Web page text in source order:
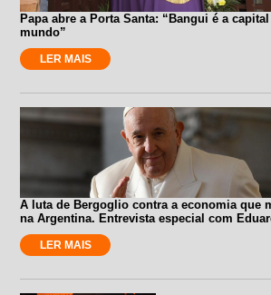
Papa abre a Porta Santa: “Bangui é a
mundo”
LER MAIS
A luta de Bergoglio contra a economia que
na Argentina. Entrevista especial com
LER MAIS